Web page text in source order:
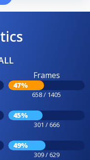
Frames
47%
658 / 1405
45%
301 / 666
49%
309 / 629